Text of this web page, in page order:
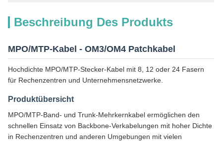
Beschreibung Des Produkts
MPO/MTP-Kabel - OM3/OM4 Patchkabel
Hochdichte MPO/MTP-Stecker-Kabel mit 8, 12 oder 24 Fasern
für Rechenzentren und Unternehmensnetzwerke.
Produktübersicht
MPO/MTP-Band- und Trunk-Mehrkernkabel ermöglichen den
schnellen Einsatz von Backbone-Verkabelungen mit hoher Dichte
in Rechenzentren und anderen Umgebungen mit vielen